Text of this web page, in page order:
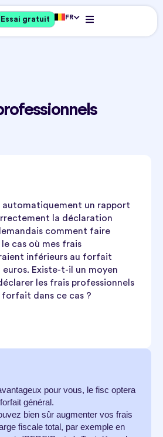
Essai gratuit FR
automatiquement un rapport
la déclaration
comment faire
cas où mes frais
inférieurs au forfait
Existe-t-il un moyen
les frais professionnels
forfait dans ce cas ?
pour vous, le fisc optera
général.
bien sûr augmenter vos frais
fiscale total, par exemple en